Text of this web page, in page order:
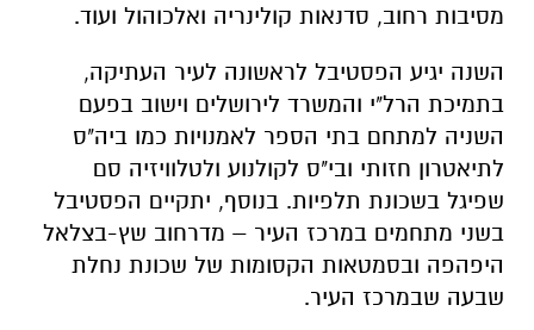
מסיבות רחוב, סדנאות קולינריה ואלכוהול ועוד.
השנה יגיע הפסטיבל לראשונה לעיר העתיקה,
בתמיכת הרל"י והמשרד לירושלים וישוב בפעם
השניה למתחם בתי הספר לאמנויות כמו ביה"ס
לתיאטרון חזותי ובי"ס לקולנוע ולטלוויזיה סם
שפיגל בשכונת תלפיות. בנוסף, יתקיים הפסטיבל
בשני מתחמים במרכז העיר – מדרחוב שץ-בצלאל
היפהפה ובסמטאות הקסומות של שכונת נחלת
שבעה שבמרכז העיר.